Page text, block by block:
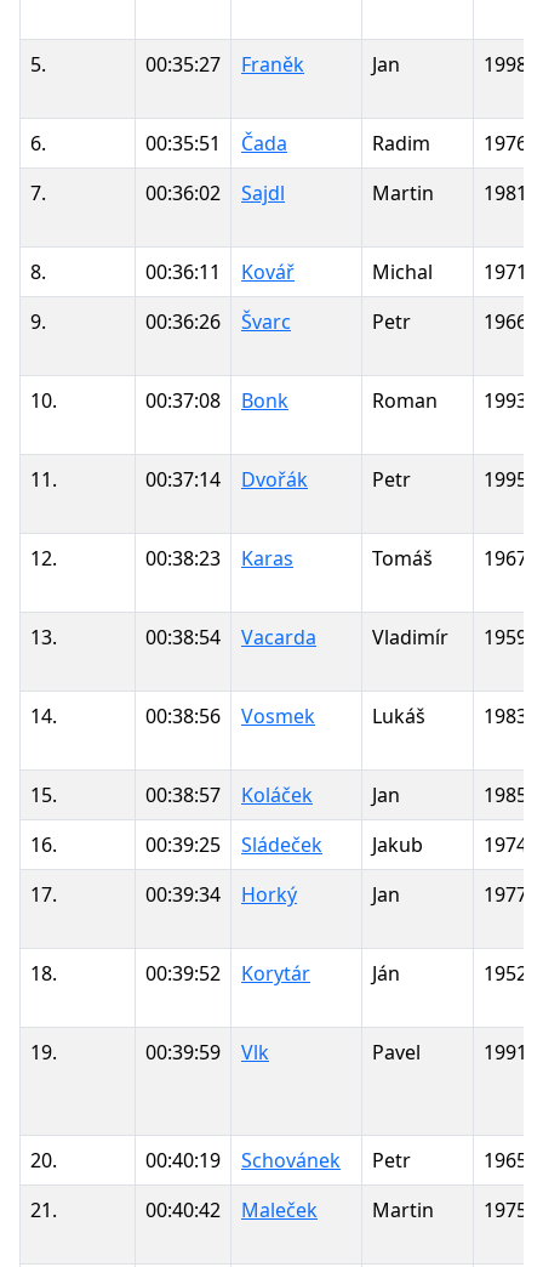
5. 00:35:27 Franěk Jan 1998
6. 00:35:51 Čada Radim
1976
7.
00:36:02 Sajdl Martin 1981
8. 00:36:11 Kovář Michal
1971
9.
00:36:26 Švarc Petr 1966
10. 00:37:08 Bonk Roman 1993
11. 00:37:14 Dvořák Petr 1995
12. 00:38:23 Karas Tomáš 1967
13. 00:38:54 Vacarda Vladimír 1959
14. 00:38:56 Vosmek Lukáš 1983
15. 00:38:57 Koláček Jan
1985
16.
00:39:25 Sládeček Jakub
1974
17.
00:39:34 Horký Jan 1977
18. 00:39:52 Korytár Ján 1952
19. 00:39:59 Vlk Pavel 1991
20. 00:40:19 Schovánek Petr
1965
21.
00:40:42 Maleček Martin 1975